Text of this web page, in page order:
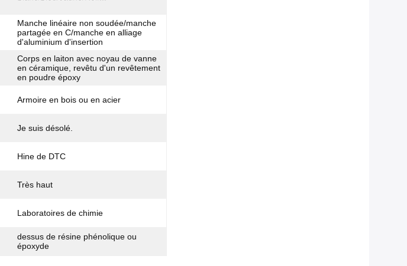
Manche linéaire non soudée/manche
partagée en C/manche en alliage
d'aluminium d'insertion
Corps en laiton avec noyau de vanne
en céramique, revêtu d'un revêtement
en poudre époxy
Armoire en bois ou en acier
Je suis désolé.
Hine de DTC
Très haut
Laboratoires de chimie
dessus de résine phénolique ou
époxyde